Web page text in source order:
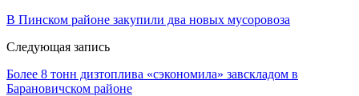
В Пинском районе закупили два новых мусоровоза
Следующая запись
Более 8 тонн дизтоплива «сэкономила» завскладом в
Барановичском районе